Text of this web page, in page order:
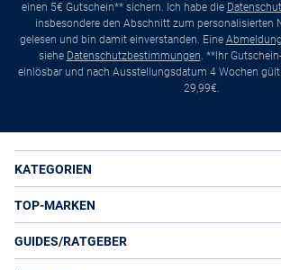
einen 5€ Gutschein** sichern. Ich habe die
insbesondere den Abschnitt zum personalisierten
gelesen und bin damit einverstanden. Eine Abmeldung
siehe Datenschutzbestimmungen. **Ihr
einlösbar und nach Ausstellungsdatum 4 Wochen
29,99€.
KATEGORIEN
TOP-MARKEN
GUIDES/RATGEBER